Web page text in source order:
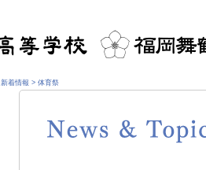
新着情報 > 体育祭